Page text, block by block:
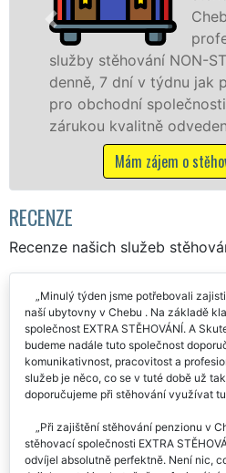
kvalitní
tak
a se
služby
celém
Nabízíme
včetně
RECENZE
Recenze našich služeb
Minulý týden jsme potřebovali
naší ubytovny v Chebu . Na základě
společnost EXTRA STĚHOVÁNÍ. A
budeme nadále tuto společnost
komunikativnost, pracovitost a
služeb je něco, co se v tuté době už
Při zajištění stěhování penzionu v
stěhovací společnosti EXTRA